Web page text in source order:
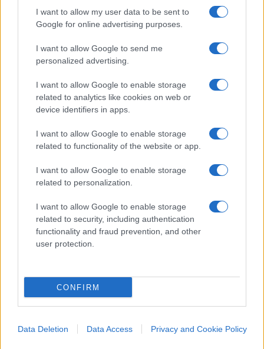
I want to allow my user data to be sent to
Google for online advertising purposes.
I want to allow Google to send me
personalized advertising.
I want to allow Google to enable storage
related to analytics like cookies on web or
device identifiers in apps.
I want to allow Google to enable storage
related to functionality of the website or app.
I want to allow Google to enable storage
related to personalization.
I want to allow Google to enable storage
related to security, including authentication
functionality and fraud prevention, and other
user protection.
CONFIRM
Data Deletion Data Access Privacy and Cookie Policy
sempre perattenuare le responsabilità dei
violenti e isolare le vittime, che siano in divisa
espressione di conflitto sociale, ma una minaccia
alla convivenza democratica
sostituire la legge, purché accompagnata dalla
narrazione ideologica corretta.
La Repubblica ha già saputo reagire quando ha
scelto la fermezza al posto dell’ambiguità. Oggi
serve la stessa chiarezza:nessuna indulgenza
nessun silenzio complice.
equivoci e senza scappatoie ideologiche: non c’è